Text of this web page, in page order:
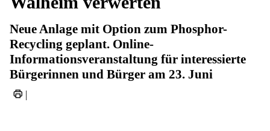
Neue Anlage mit Option zum Phosphor-
Recycling geplant. Online-
Informationsveranstaltung für interessierte
Bürgerinnen und Bürger am 23. Juni
|